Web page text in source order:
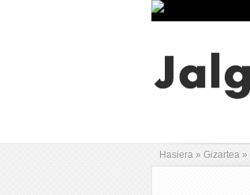
Hasiera » Gizartea »